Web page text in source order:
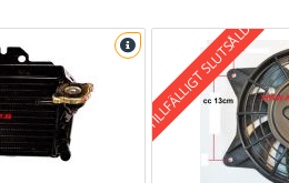
TILLFÄLLIGT SLUTSÅLD